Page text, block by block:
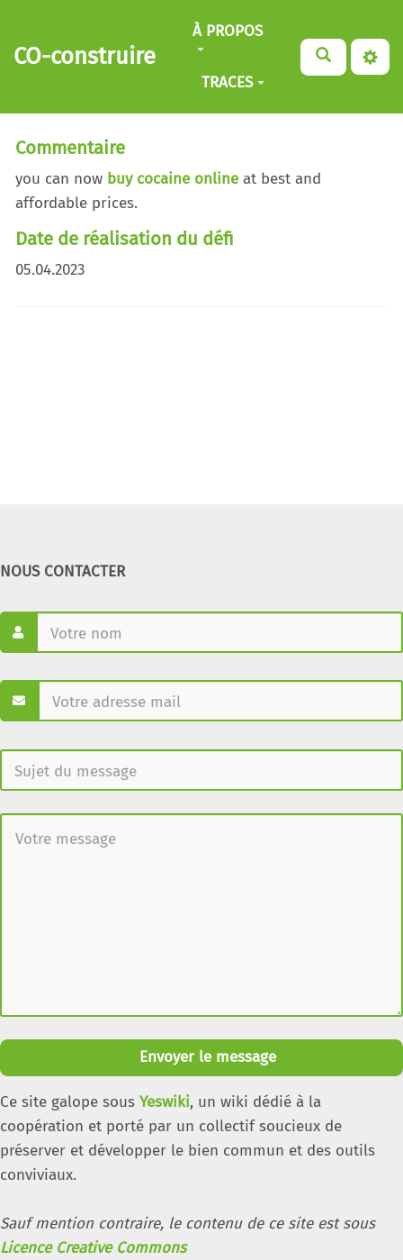
Aller au contenu principal
CO-construire
À PROPOS
TRACES
Commentaire
you can now buy cocaine online at best and
affordable prices.
Date de réalisation du défi
05.04.2023
NOUS CONTACTER
Envoyer le message
Ce site galope sous Yeswiki, un wiki dédié à la
coopération et porté par un collectif soucieux de
préserver et développer le bien commun et des outils
conviviaux.
Sauf mention contraire, le contenu de ce site est sous
Licence Creative Commons